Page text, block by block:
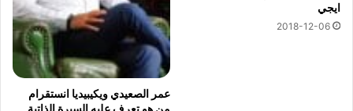
ايجي
2018-12-06
عمر الصعيدي ويكيبيديا انستقرام
من هو تعرف عليه السيرة الذاتية